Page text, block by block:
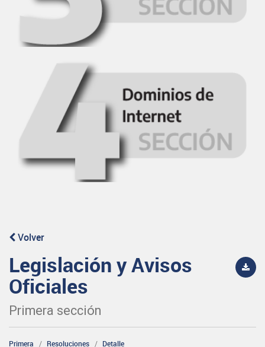
Volver
Legislación y Avisos
Oficiales
Primera sección
Primera Resoluciones Detalle